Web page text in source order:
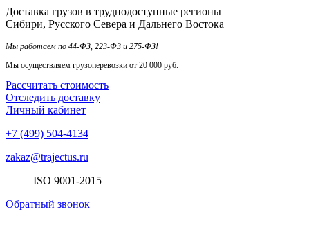
Доставка грузов в труднодоступные регионы
Сибири, Русского Севера и Дальнего Востока
Мы работаем по 44-ФЗ, 223-ФЗ и 275-ФЗ!
Мы осуществляем грузоперевозки от 20 000 руб.
Рассчитать стоимость
Отследить доставку
Личный кабинет
+7 (499) 504-4134
zakaz@trajectus.ru
ISO 9001-2015
Обратный звонок